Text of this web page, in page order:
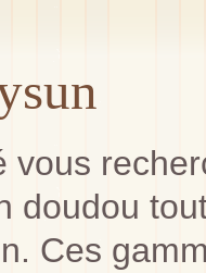
vous
doudou
Ces